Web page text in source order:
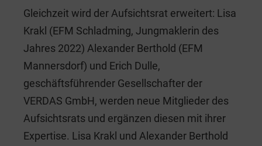
Gleichzeit wird der Aufsichtsrat erweitert: Lisa
Krakl (EFM Schladming, Jungmaklerin des
Jahres 2022) Alexander Berthold (EFM
Mannersdorf) und Erich Dulle,
geschäftsführender Gesellschafter der
VERDAS GmbH, werden neue Mitglieder des
Aufsichtsrats und ergänzen diesen mit ihrer
Expertise. Lisa Krakl und Alexander Berthold